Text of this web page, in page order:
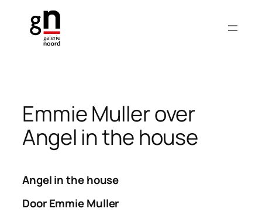
Emmie Muller over
Angel in the house
Angel in the house
Door Emmie Muller